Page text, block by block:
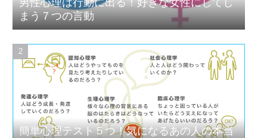
男性心理は行動に出る！好きな女性にしてし
まう７つの言動
簡単心理テスト５つ！気になるあの人の本当